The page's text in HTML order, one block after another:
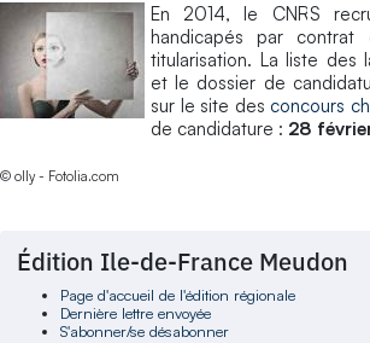
En 2014, le CNRS
handicapés par contrat
titularisation. La liste des
et le dossier de
sur le site des concours
de candidature : 28
© olly - Fotolia.com
Édition Ile-de-France Meudon
Page d'accueil de l'édition régionale
Dernière lettre envoyée
S'abonner/se désabonner